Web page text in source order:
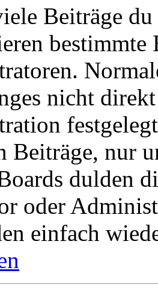
Beiträge
bestimmte
nicht
Beiträge, nur
dulden
oder
einfach